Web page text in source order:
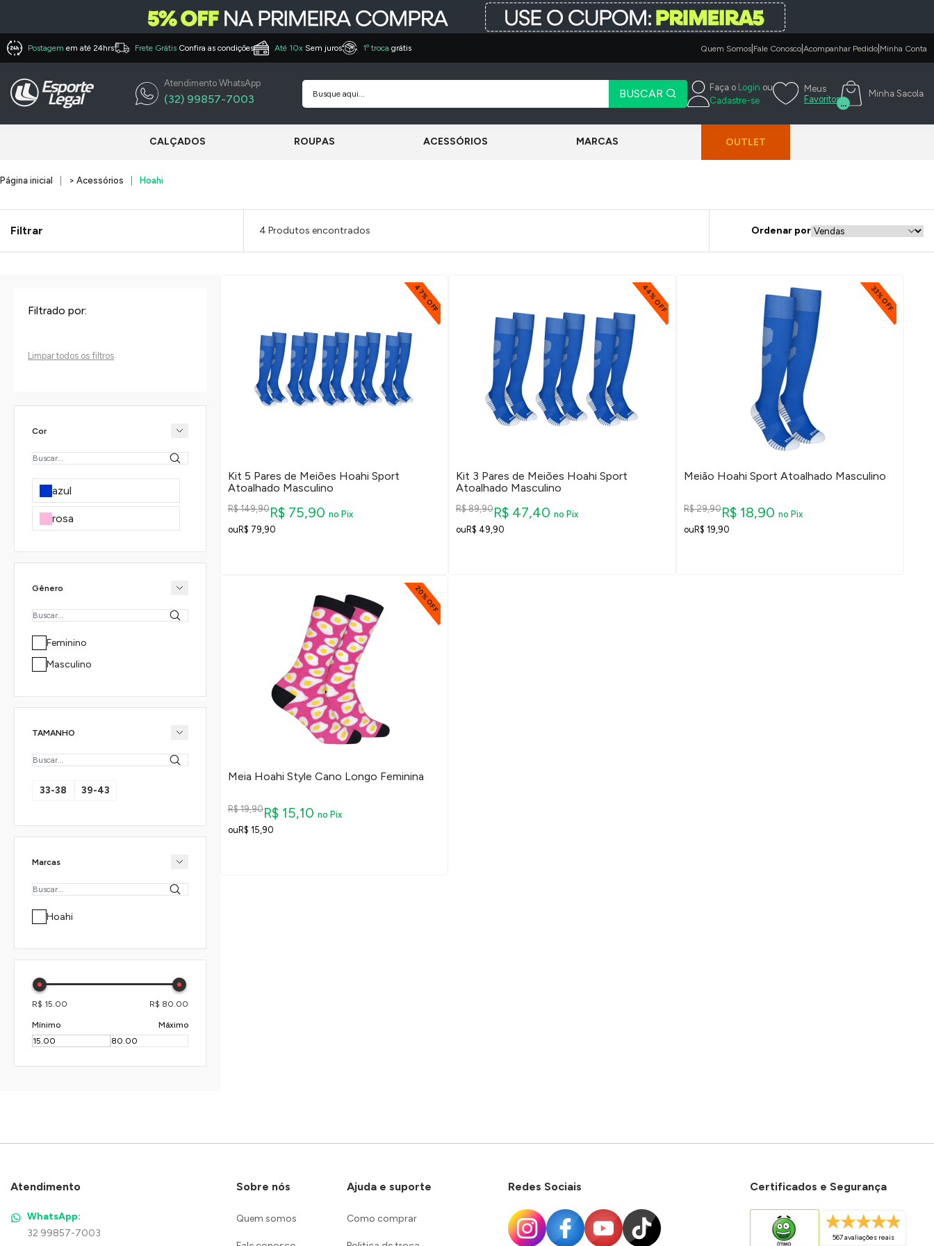
Postagem em até 24hrs Frete Grátis Confira as condições Até 10x Sem juros 1º troca grátis Quem Somos Fale Conosco Acompanhar Pedido Minha Conta
Atendimento WhatsApp
(32) 99857-7003 BUSCAR Faça o Login ou
Cadastre-se
Meus
Favoritos
Minha Sacola
...
CALÇADOS ROUPAS ACESSÓRIOS MARCAS OUTLET
Página inicial > Acessórios Hoahi
Filtrar 4 Produtos encontrados Ordenar por
Filtrado por:
Limpar todos os filtros
Cor
azul
rosa
Gênero
Feminino
Masculino
TAMANHO
33-38 39-43
Marcas
Hoahi
R$ 15.00 R$ 80.00
Mínimo Máximo
47% OFF
Kit 5 Pares de Meiões Hoahi Sport
Atoalhado Masculino
R$ 149,90R$ 75,90 no Pix
R$ 79,90
44% OFF
Kit 3 Pares de Meiões Hoahi Sport
Atoalhado Masculino
R$ 89,90R$ 47,40 no Pix
R$ 49,90
33% OFF
Meião Hoahi Sport Atoalhado Masculino
R$ 29,90R$ 18,90 no Pix
R$ 19,90
20% OFF
Meia Hoahi Style Cano Longo Feminina
R$ 19,90R$ 15,10 no Pix
R$ 15,90
Atendimento
WhatsApp:
32 99857-7003
Sobre nós
Quem somos
Ajuda e suporte
Como comprar
Redes Sociais Certificados e Segurança
567 avaliações reais